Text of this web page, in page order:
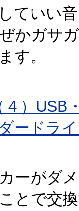
ていい
かガサ
す。
）USB
ードラ
ーがダ
とで交